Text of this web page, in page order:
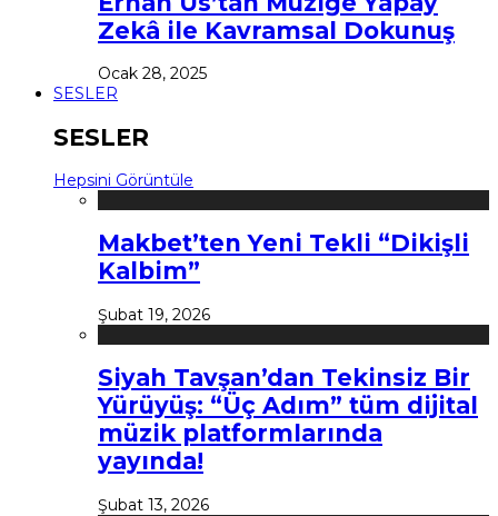
Zekâ ile Kavramsal Dokunuş
Ocak 28, 2025
SESLER
SESLER
Hepsini Görüntüle
Makbet’ten Yeni Tekli “Dikişli
Kalbim”
Şubat 19, 2026
Siyah Tavşan’dan Tekinsiz Bir
Yürüyüş: “Üç Adım” tüm dijital
müzik platformlarında
yayında!
Şubat 13, 2026